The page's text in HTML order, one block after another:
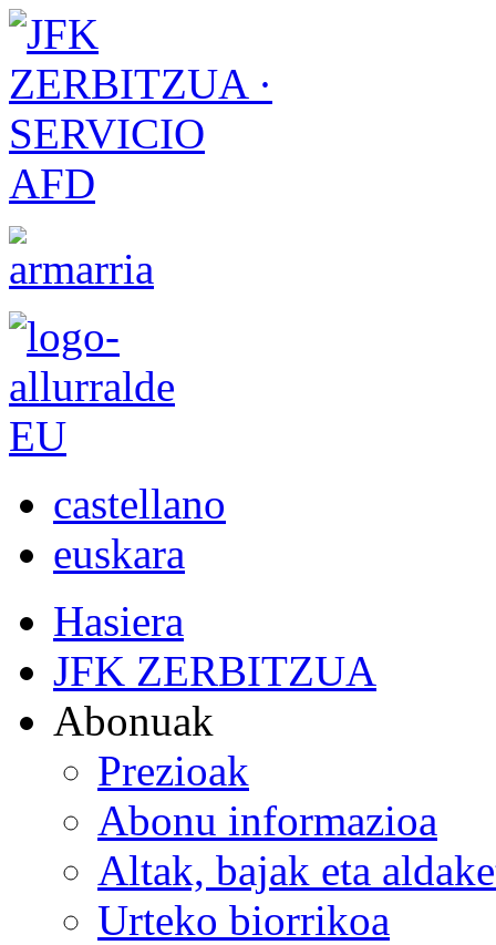
castellano
euskara
Hasiera
JFK ZERBITZUA
Abonuak
Prezioak
Abonu informazioa
Altak, bajak eta
Urteko biorrikoa